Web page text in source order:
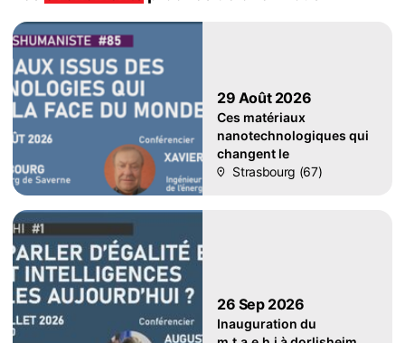
29 Août 2026
Ces matériaux
nanotechnologiques qui
changent le
Strasbourg (67)
26 Sep 2026
Inauguration du